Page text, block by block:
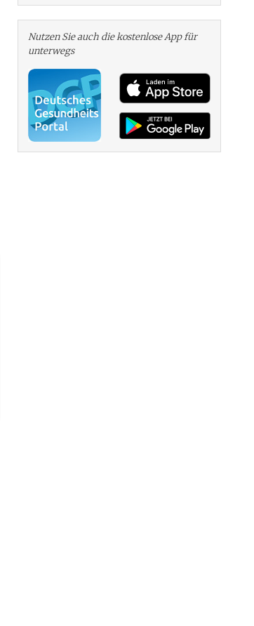
Nutzen Sie auch die kosten­lose App für
unterwegs